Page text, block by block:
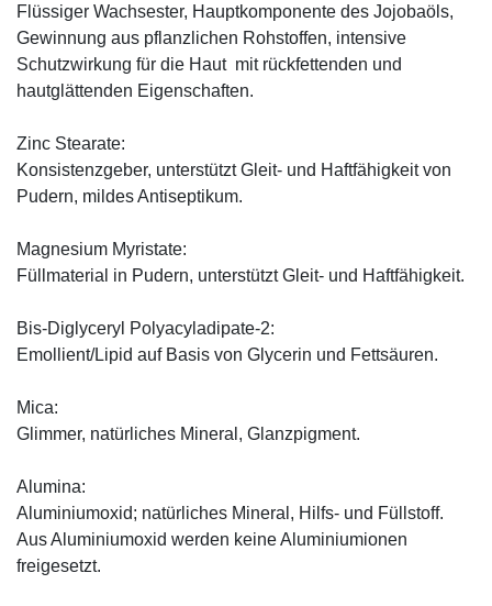
Flüssiger Wachsester, Hauptkomponente des Jojobaöls,
Gewinnung aus pflanzlichen Rohstoffen, intensive
Schutzwirkung für die Haut mit rückfettenden und
hautglättenden Eigenschaften.
Zinc Stearate:
Konsistenzgeber, unterstützt Gleit- und Haftfähigkeit von
Pudern, mildes Antiseptikum.
Magnesium Myristate:
Füllmaterial in Pudern, unterstützt Gleit- und Haftfähigkeit.
Bis-Diglyceryl Polyacyladipate-2:
Emollient/Lipid auf Basis von Glycerin und Fettsäuren.
Mica:
Glimmer, natürliches Mineral, Glanzpigment.
Alumina:
Aluminiumoxid; natürliches Mineral, Hilfs- und Füllstoff.
Aus Aluminiumoxid werden keine Aluminiumionen
freigesetzt.